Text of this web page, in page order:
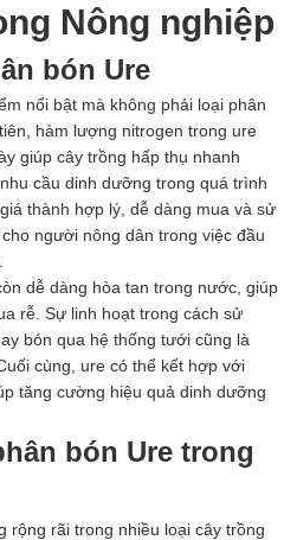
Nông nghiệp
bón Ure
nổi bật mà không phải loại phân
hàm lượng nitrogen trong ure
giúp cây trồng hấp thụ nhanh
cầu dinh dưỡng trong quá trình
thành hợp lý, dễ dàng mua và sử
người nông dân trong việc đầu
dễ dàng hòa tan trong nước, giúp
rễ. Sự linh hoạt trong cách sử
bón qua hệ thống tưới cũng là
cùng, ure có thể kết hợp với
tăng cường hiệu quả dinh dưỡng
bón Ure trong
rộng rãi trong nhiều loại cây trồng